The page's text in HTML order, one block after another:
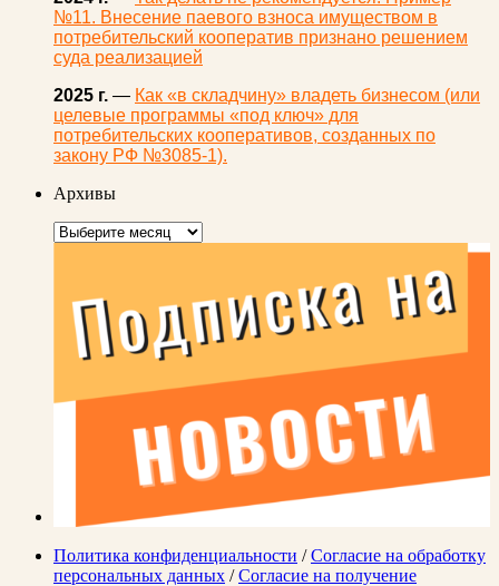
№11. Внесение паевого взноса имуществом в
потребительский кооператив признано решением
суда реализацией
2025 г. — Как «в складчину» владеть бизнесом (или
целевые программы «под ключ» для
потребительских кооперативов, созданных по
закону РФ №3085-1).
Архивы
Архивы
Политика конфиденциальности /Согласие на обработку
персональных данных /Согласие на получение